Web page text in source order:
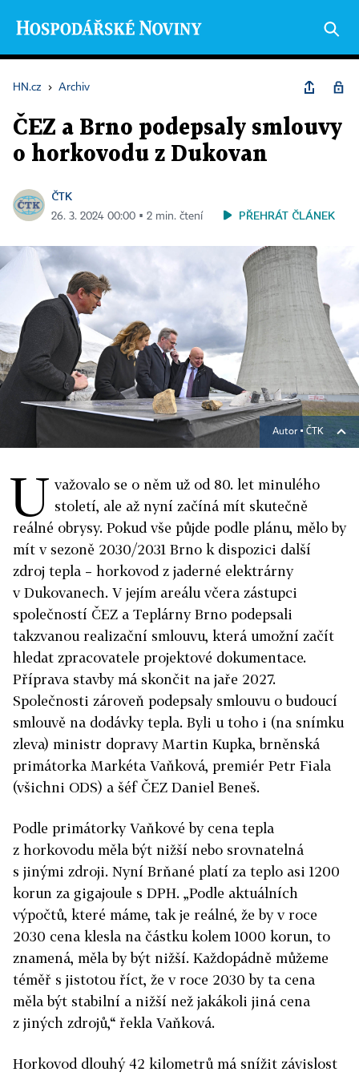
HN.cz › Archiv
ČEZ a Brno podepsaly smlouvy
o horkovodu z Dukovan
ČTK
26. 3. 2024 00:00 ▪ 2 min. čtení PŘEHRÁT ČLÁNEK
Autor ▪ ČTK
U važovalo se o něm už od 80. let minulého
století, ale až nyní začíná mít skutečně
reálné obrysy. Pokud vše půjde podle plánu, mělo by
mít v sezoně 2030/2031 Brno k dispozici další
zdroj tepla – horkovod z jaderné elektrárny
v Dukovanech. V jejím areálu včera zástupci
společností ČEZ a Teplárny Brno podepsali
takzvanou realizační smlouvu, která umožní začít
hledat zpracovatele projektové dokumentace.
Příprava stavby má skončit na jaře 2027.
Společnosti zároveň podepsaly smlouvu o budoucí
smlouvě na dodávky tepla. Byli u toho i (na snímku
zleva) ministr dopravy Martin Kupka, brněnská
primátorka Markéta Vaňková, premiér Petr Fiala
(všichni ODS) a šéf ČEZ Daniel Beneš.
Podle primátorky Vaňkové by cena tepla
z horkovodu měla být nižší nebo srovnatelná
s jinými zdroji. Nyní Brňané platí za teplo asi 1200
korun za gigajoule s DPH. „Podle aktuálních
výpočtů, které máme, tak je reálné, že by v roce
2030 cena klesla na částku kolem 1000 korun, to
znamená, měla by být nižší. Každopádně můžeme
téměř s jistotou říct, že v roce 2030 by ta cena
měla být stabilní a nižší než jakákoli jiná cena
z jiných zdrojů,“ řekla Vaňková.
Horkovod dlouhý 42 kilometrů má snížit závislost